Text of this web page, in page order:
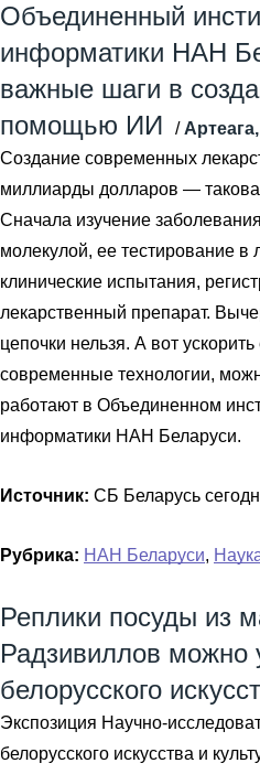
Объединенный
информатики НАН
важные шаги в
помощью ИИ
/
Создание современных
миллиарды долларов —
Сначала изучение
молекулой, ее тестирование в
клинические испытания,
лекарственный препарат.
цепочки нельзя. А вот
современные технологии,
работают в Объединенном
информатики НАН Беларуси.
Источник: СБ Беларусь
Рубрика: НАН Беларуси,
Реплики посуды из
Радзивиллов можно
белорусского
Экспозиция Научно-
белорусского искусства и